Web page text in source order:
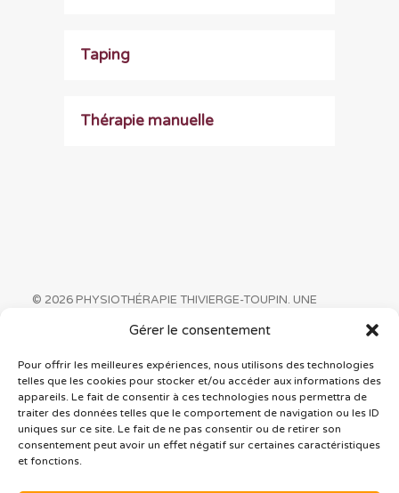
Gérer le consentement
Pour offrir les meilleures expériences, nous utilisons des technologies
telles que les cookies pour stocker et/ou accéder aux informations des
appareils. Le fait de consentir à ces technologies nous permettra de
traiter des données telles que le comportement de navigation ou les ID
uniques sur ce site. Le fait de ne pas consentir ou de retirer son
consentement peut avoir un effet négatif sur certaines caractéristiques
et fonctions.
Taping
Thérapie manuelle
© 2026 PHYSIOTHÉRAPIE THIVIERGE-TOUPIN. UNE
Déclaration de confidentialité
Politique de cookies